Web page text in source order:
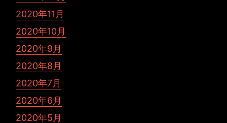
2020年11月
2020年10月
2020年9月
2020年8月
2020年7月
2020年6月
2020年5月